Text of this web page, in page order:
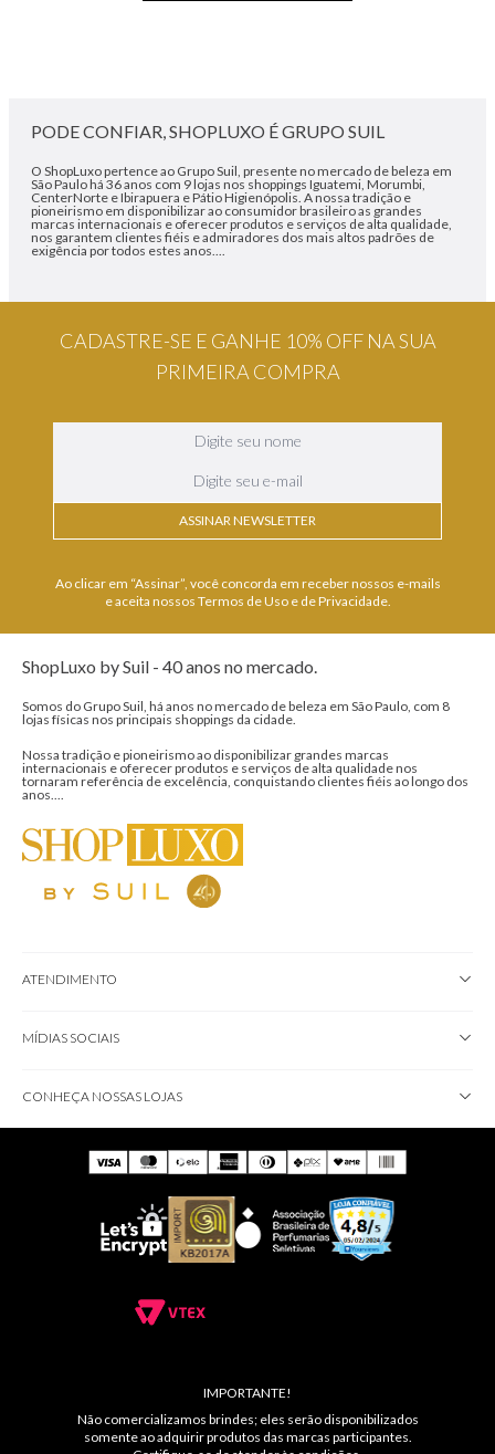
PODE CONFIAR, SHOPLUXO É GRUPO SUIL
O ShopLuxo pertence ao Grupo Suil, presente no mercado de beleza em
São Paulo há 36 anos com 9 lojas nos shoppings Iguatemi, Morumbi,
CenterNorte e Ibirapuera e Pátio Higienópolis. A nossa tradição e
pioneirismo em disponibilizar ao consumidor brasileiro as grandes
marcas internacionais e oferecer produtos e serviços de alta qualidade,
nos garantem clientes fiéis e admiradores dos mais altos padrões de
exigência por todos estes anos....
CADASTRE-SE E GANHE 10% OFF NA SUA
PRIMEIRA COMPRA
ASSINAR NEWSLETTER
Ao clicar em “Assinar”, você concorda em receber nossos e-mails
e aceita nossos Termos de Uso e de Privacidade.
ShopLuxo by Suil - 40 anos no mercado.
Somos do Grupo Suil, há anos no mercado de beleza em São Paulo, com 8
lojas físicas nos principais shoppings da cidade.
Nossa tradição e pioneirismo ao disponibilizar grandes marcas
internacionais e oferecer produtos e serviços de alta qualidade nos
tornaram referência de excelência, conquistando clientes fiéis ao longo dos
anos....
ATENDIMENTO
MÍDIAS SOCIAIS
CONHEÇA NOSSAS LOJAS
IMPORTANTE!
Não comercializamos brindes; eles serão disponibilizados
somente ao adquirir produtos das marcas participantes.